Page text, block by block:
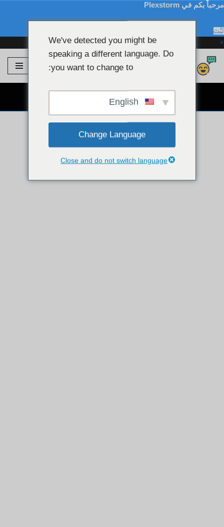
مرحباً بكم في Plexstorm
ثَبَّتَ
×
تخطى
💖 موديلات VIP
دردشة كاميرا ويب مجانية 👉
We've detected you might be
speaking a different language. Do
you want to change to:
Change Language
Close and do not switch language